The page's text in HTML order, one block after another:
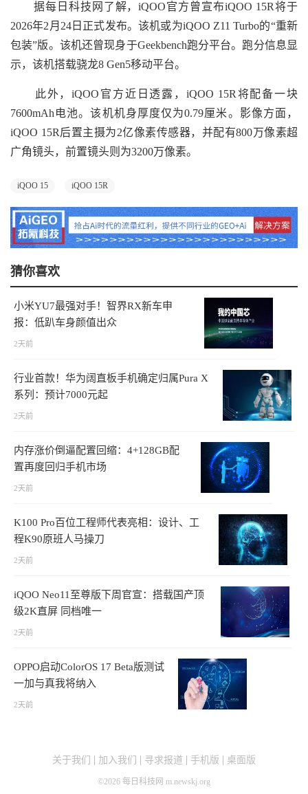
据每日科技网了解，iQOO官方曾宣布iQOO 15R将于
2026年2月24日正式发布。该机或为iQOO Z11 Turbo的“重新
包装”版。该机还曾现身于Geekbench跑分平台。跑分信息显
示，该机搭载骁龙8 Gen5移动平台。
此外，iQOO官方近日透露，iQOO 15R将配备一块
7600mAh电池。该机机身厚度仅为0.79厘米。影像方面，
iQOO 15R后置主摄为2亿像素传感器，并配有800万像素超
广角镜头，前置镜头则为3200万像素。
iQOO 15 iQOO 15R
猜你喜欢
小米YU7最强对手！智界RX新车申
报：低趴车身颜值出众
2天前
行业首款！华为阔直板手机确定归属Pura X
系列：预计7000元起
2天前
内存涨价倒逼配置回缩：4+128GB配
置再度回归手机市场
2天前
K100 Pro百位工程师代表亮相：设计、工
程K90原班人马操刀
2天前
iQOO Neo11至尊版下周官宣：搭载国产顶
级2K直屏 同档唯一
2天前
OPPO启动ColorOS 17 Beta版测试
一加与真我将纳入
2天前
关于我们 加入我们 寻求报道 手机版 桌面版
©2026 每日科技网 m.newskj.org